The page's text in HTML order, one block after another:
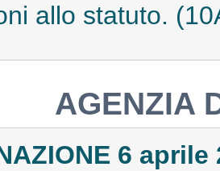
allo statuto.
AGENZIA
6 aprile